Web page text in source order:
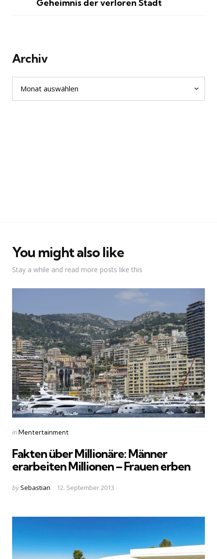
Geheimnis der verloren Stadt
Archiv
You might also like
Stay a while and read more posts like this
Categories
Posted
inMentertainment
Fakten über Millionäre: Männer
erarbeiten Millionen – Frauen erben
Posted
by Sebastian 12. September 2013